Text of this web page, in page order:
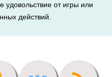
от игры или
действий.